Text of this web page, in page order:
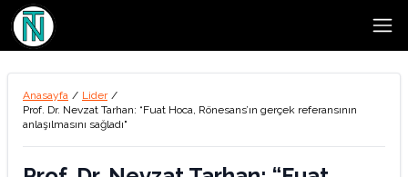
Anasayfa / Lider /
Prof. Dr. Nevzat Tarhan: “Fuat Hoca, Rönesans’ın gerçek referansının
anlaşılmasını sağladı"